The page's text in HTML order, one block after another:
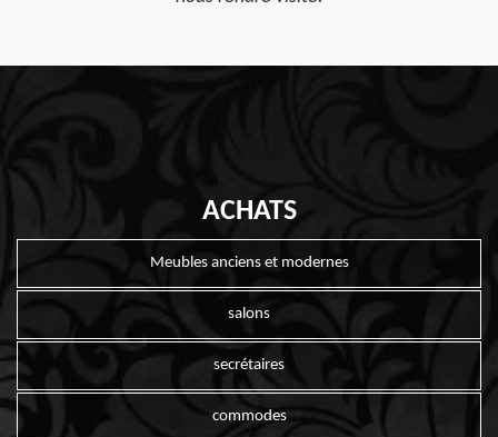
ACHATS
Meubles anciens et modernes
salons
secrétaires
commodes